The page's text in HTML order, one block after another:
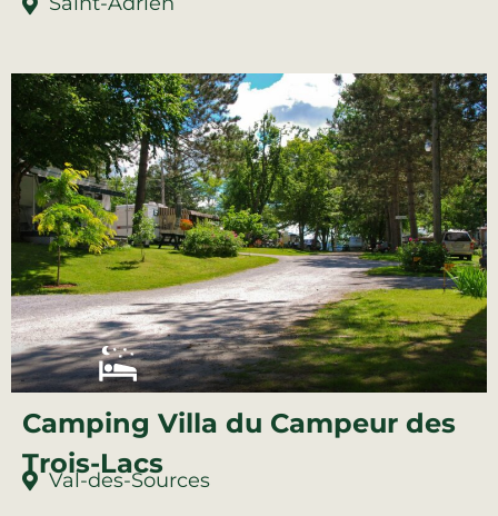
Camping Villa du Campeur des
Trois-Lacs
Val-des-Sources